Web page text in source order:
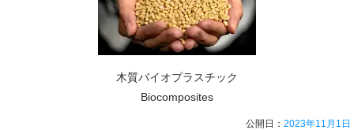
木質バイオプラスチック
Biocomposites
公開日： 2023年11月1日